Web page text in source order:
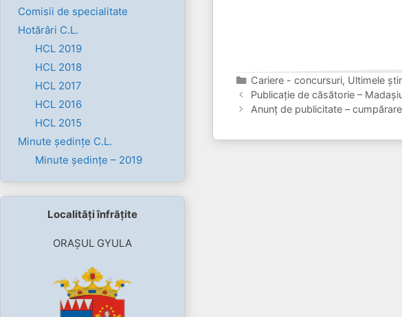
Categorii
Cariere - concursuri, Ultimele
Publicație de căsătorie –
Anunț de publicitate –
Comisii de specialitate
Hotărâri C.L.
HCL 2019
HCL 2018
HCL 2017
HCL 2016
HCL 2015
Minute ședințe C.L.
Minute ședințe – 2019
Localități înfrățite
ORAȘUL GYULA